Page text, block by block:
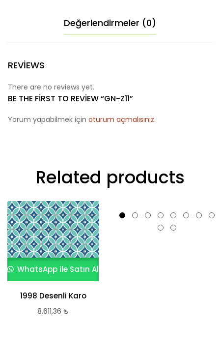
Değerlendirmeler (0)
REVIEWS
There are no reviews yet.
BE THE FIRST TO REVIEW “GN-Z11”
Yorum yapabilmek için oturum açmalısınız.
Related products
WhatsApp ile Satın Al
1998 Desenli Karo
8.611,36 ₺